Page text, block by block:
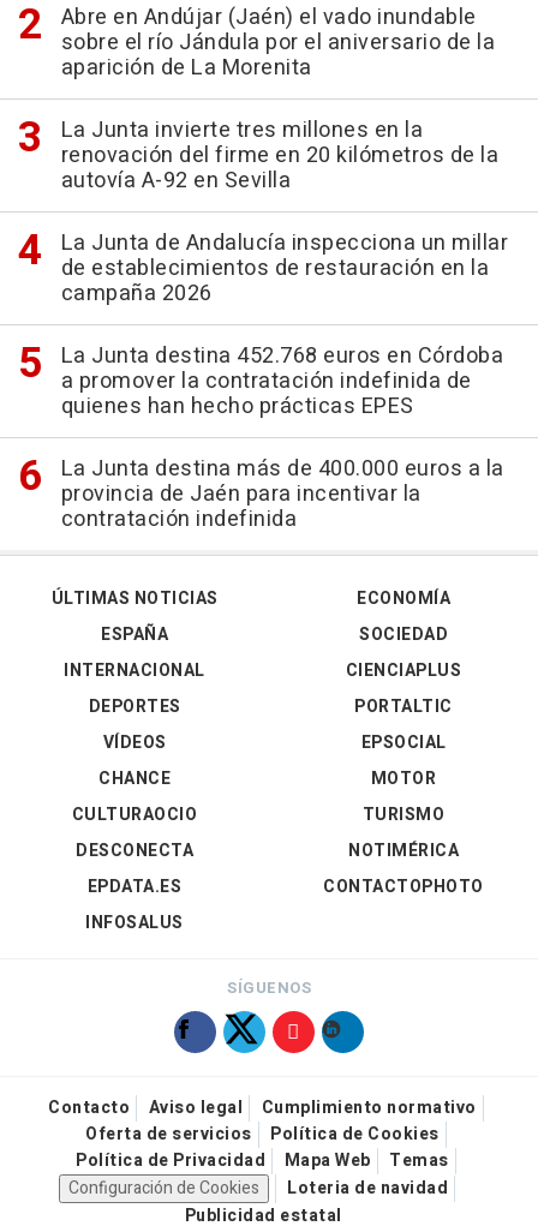
Abre en Andújar (Jaén) el vado inundable
sobre el río Jándula por el aniversario de la
aparición de La Morenita
La Junta invierte tres millones en la
renovación del firme en 20 kilómetros de la
autovía A-92 en Sevilla
La Junta de Andalucía inspecciona un millar
de establecimientos de restauración en la
campaña 2026
La Junta destina 452.768 euros en Córdoba
a promover la contratación indefinida de
quienes han hecho prácticas EPES
La Junta destina más de 400.000 euros a la
provincia de Jaén para incentivar la
contratación indefinida
ÚLTIMAS NOTICIAS
ESPAÑA
INTERNACIONAL
DEPORTES
VÍDEOS
ECONOMÍA
SOCIEDAD
CIENCIAPLUS
PORTALTIC
EPSOCIAL
CHANCE
CULTURAOCIO
DESCONECTA
EPDATA.ES
INFOSALUS
MOTOR
TURISMO
NOTIMÉRICA
CONTACTOPHOTO
SÍGUENOS
Contacto Aviso legal
Cumplimiento normativo
Oferta de servicios
Política de Cookies
Política de Privacidad
Mapa Web
Temas
Configuración de Cookies
Loteria de navidad
Publicidad estatal